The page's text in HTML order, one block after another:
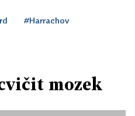
#Harrachov
mozek